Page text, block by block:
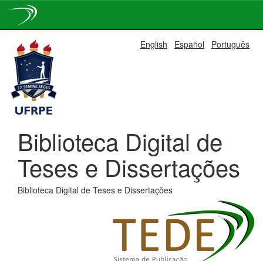
navigation
English Español Português
Biblioteca Digital de
Teses e Dissertações
Biblioteca Digital de Teses e Dissertações